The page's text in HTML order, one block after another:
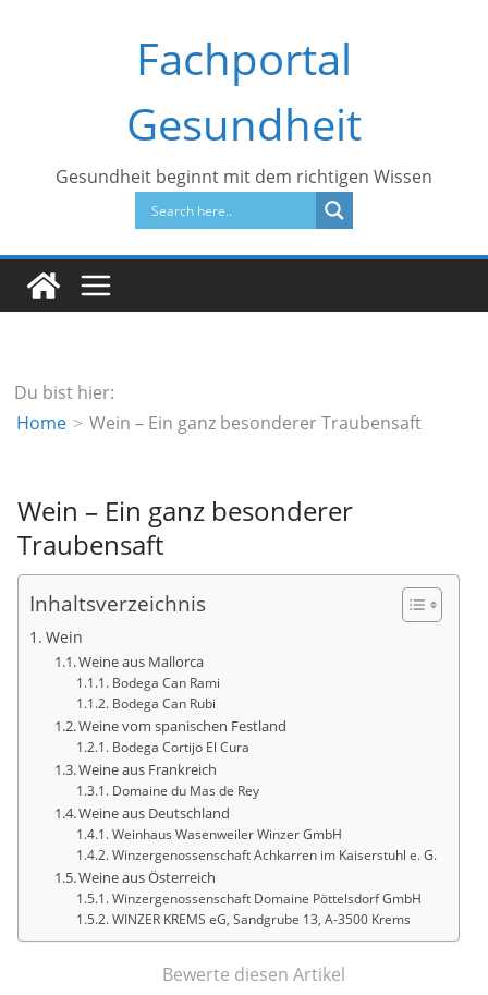
Fachportal
Gesundheit
Gesundheit beginnt mit dem richtigen Wissen
Du bist hier:
Home
Wein – Ein ganz besonderer Traubensaft
Wein – Ein ganz besonderer
Traubensaft
Inhaltsverzeichnis
Wein
Weine aus Mallorca
Bodega Can Rami
Bodega Can Rubi
Weine vom spanischen Festland
Bodega Cortijo El Cura
Weine aus Frankreich
Domaine du Mas de Rey
Weine aus Deutschland
Weinhaus Wasenweiler Winzer GmbH
Winzergenossenschaft Achkarren im Kaiserstuhl e. G.
Weine aus Österreich
Winzergenossenschaft Domaine Pöttelsdorf GmbH
WINZER KREMS eG, Sandgrube 13, A-3500 Krems
Bewerte diesen Artikel